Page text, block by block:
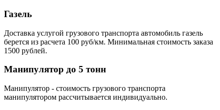
Газель
Доставка услугой грузового транспорта автомобиль газель
берется из расчета 100 руб/км. Минимальная стоимость заказа
1500 рублей.
Манипулятор до 5 тонн
Манипулятор - стоимость грузового транспорта
манипулятором рассчитывается индивидуально.